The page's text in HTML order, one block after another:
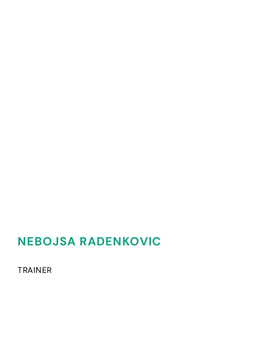
NEBOJSA RADENKOVIC
TRAINER